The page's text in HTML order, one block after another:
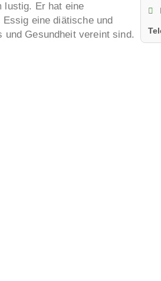
lustig. Er hat eine
eine diätische und
und Gesundheit vereint sind.